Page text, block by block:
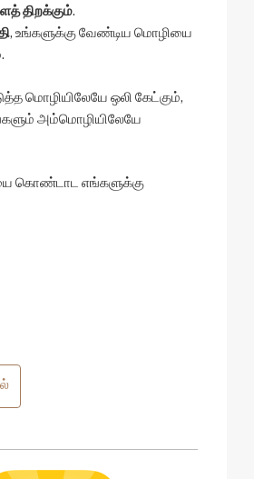
திறக்கும்.
, உங்களுக்கு வேண்டிய மொழியை
மொழியிலேயே ஒலி கேட்கும்,
அம்மொழியிலேயே
கொண்டாட எங்களுக்கு